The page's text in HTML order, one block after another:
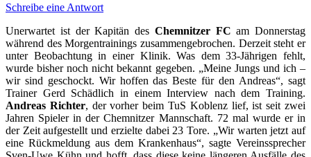
Schreibe eine Antwort
Unerwartet ist der Kapitän des Chemnitzer FC am Donnerstag
während des Morgentrainings zusammengebrochen. Derzeit steht er
unter Beobachtung in einer Klinik. Was dem 33-Jährigen fehlt,
wurde bisher noch nicht bekannt gegeben. „Meine Jungs und ich –
wir sind geschockt. Wir hoffen das Beste für den Andreas“, sagt
Trainer Gerd Schädlich in einem Interview nach dem Training.
Andreas Richter, der vorher beim TuS Koblenz lief, ist seit zwei
Jahren Spieler in der Chemnitzer Mannschaft. 72 mal wurde er in
der Zeit aufgestellt und erzielte dabei 23 Tore. „Wir warten jetzt auf
eine Rückmeldung aus dem Krankenhaus“, sagte Vereinssprecher